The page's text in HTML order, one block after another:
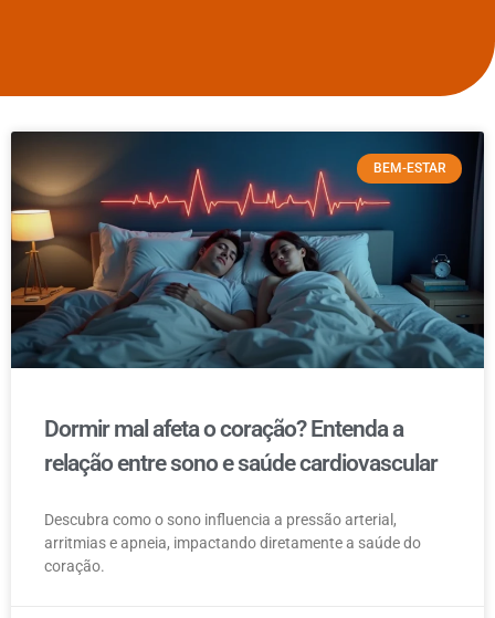
BEM-ESTAR
Dormir mal afeta o coração? Entenda a
relação entre sono e saúde cardiovascular
Descubra como o sono influencia a pressão arterial,
arritmias e apneia, impactando diretamente a saúde do
coração.